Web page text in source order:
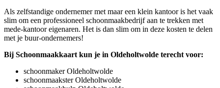
Als zelfstandige ondernemer met maar een klein kantoor is het vaak
slim om een professioneel schoonmaakbedrijf aan te trekken met
mede-kantoor eigenaren. Het is dan slim om in deze kosten te delen
met je buur-ondernemers!
Bij Schoonmaakkaart kun je in Oldeholtwolde terecht voor:
schoonmaker Oldeholtwolde
schoonmaakster Oldeholtwolde